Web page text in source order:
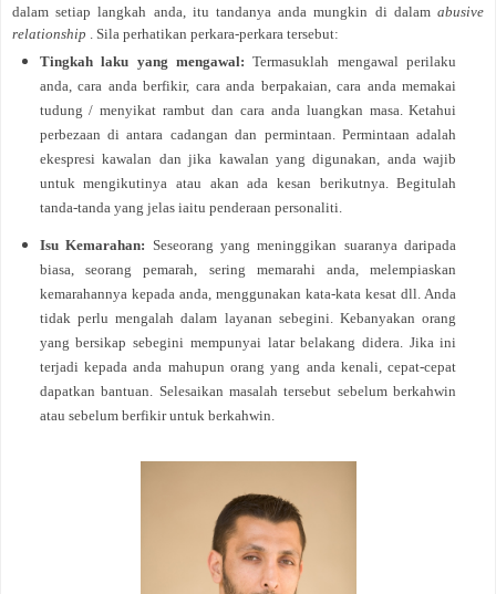
dalam setiap langkah anda, itu tandanya anda mungkin di dalam abusive
relationship . Sila perhatikan perkara-perkara tersebut:
Tingkah laku yang mengawal: Termasuklah mengawal perilaku
anda, cara anda berfikir, cara anda berpakaian, cara anda memakai
tudung / menyikat rambut dan cara anda luangkan masa. Ketahui
perbezaan di antara cadangan dan permintaan. Permintaan adalah
ekespresi kawalan dan jika kawalan yang digunakan, anda wajib
untuk mengikutinya atau akan ada kesan berikutnya. Begitulah
tanda-tanda yang jelas iaitu penderaan personaliti.
Isu Kemarahan: Seseorang yang meninggikan suaranya daripada
biasa, seorang pemarah, sering memarahi anda, melempiaskan
kemarahannya kepada anda, menggunakan kata-kata kesat dll. Anda
tidak perlu mengalah dalam layanan sebegini. Kebanyakan orang
yang bersikap sebegini mempunyai latar belakang didera. Jika ini
terjadi kepada anda mahupun orang yang anda kenali, cepat-cepat
dapatkan bantuan. Selesaikan masalah tersebut sebelum berkahwin
atau sebelum berfikir untuk berkahwin.